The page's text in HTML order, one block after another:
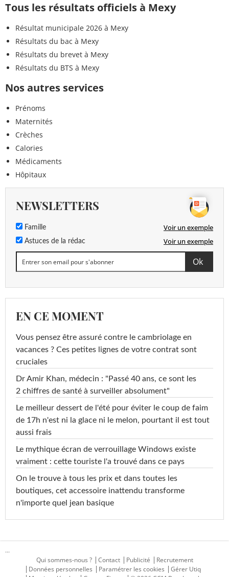
Tous les résultats officiels à Mexy
Résultat municipale 2026 à Mexy
Résultats du bac à Mexy
Résultats du brevet à Mexy
Résultats du BTS à Mexy
Nos autres services
Prénoms
Maternités
Crèches
Calories
Médicaments
Hôpitaux
NEWSLETTERS
Famille Voir un exemple
Astuces de la rédac Voir un exemple
EN CE MOMENT
Vous pensez être assuré contre le cambriolage en
vacances ? Ces petites lignes de votre contrat sont
cruciales
Dr Amir Khan, médecin : "Passé 40 ans, ce sont les
2 chiffres de santé à surveiller absolument"
Le meilleur dessert de l'été pour éviter le coup de faim
de 17h n'est ni la glace ni le melon, pourtant il est tout
aussi frais
Le mythique écran de verrouillage Windows existe
vraiment : cette touriste l'a trouvé dans ce pays
On le trouve à tous les prix et dans toutes les
boutiques, cet accessoire inattendu transforme
n'importe quel jean basique
...
Qui sommes-nous ?
Contact Publicité
Recrutement
Données personnelles
Paramétrer les cookies
Gérer Utiq